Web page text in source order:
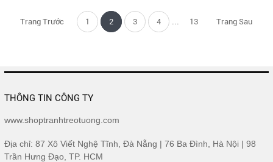
Trang Trước 1 2 3 4 13 Trang Sau
THÔNG TIN CÔNG TY
www.shoptranhtreotuong.com
Địa chỉ: 87 Xô Viết Nghệ Tĩnh, Đà Nẵng | 76 Ba Đình, Hà Nội | 98
Trần Hưng Đạo, TP. HCM